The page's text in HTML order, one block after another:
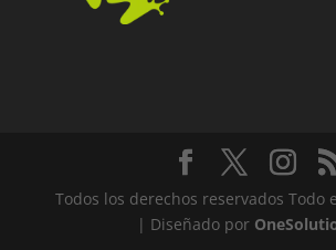
Todos los derechos reservados Todo
| Diseñado por